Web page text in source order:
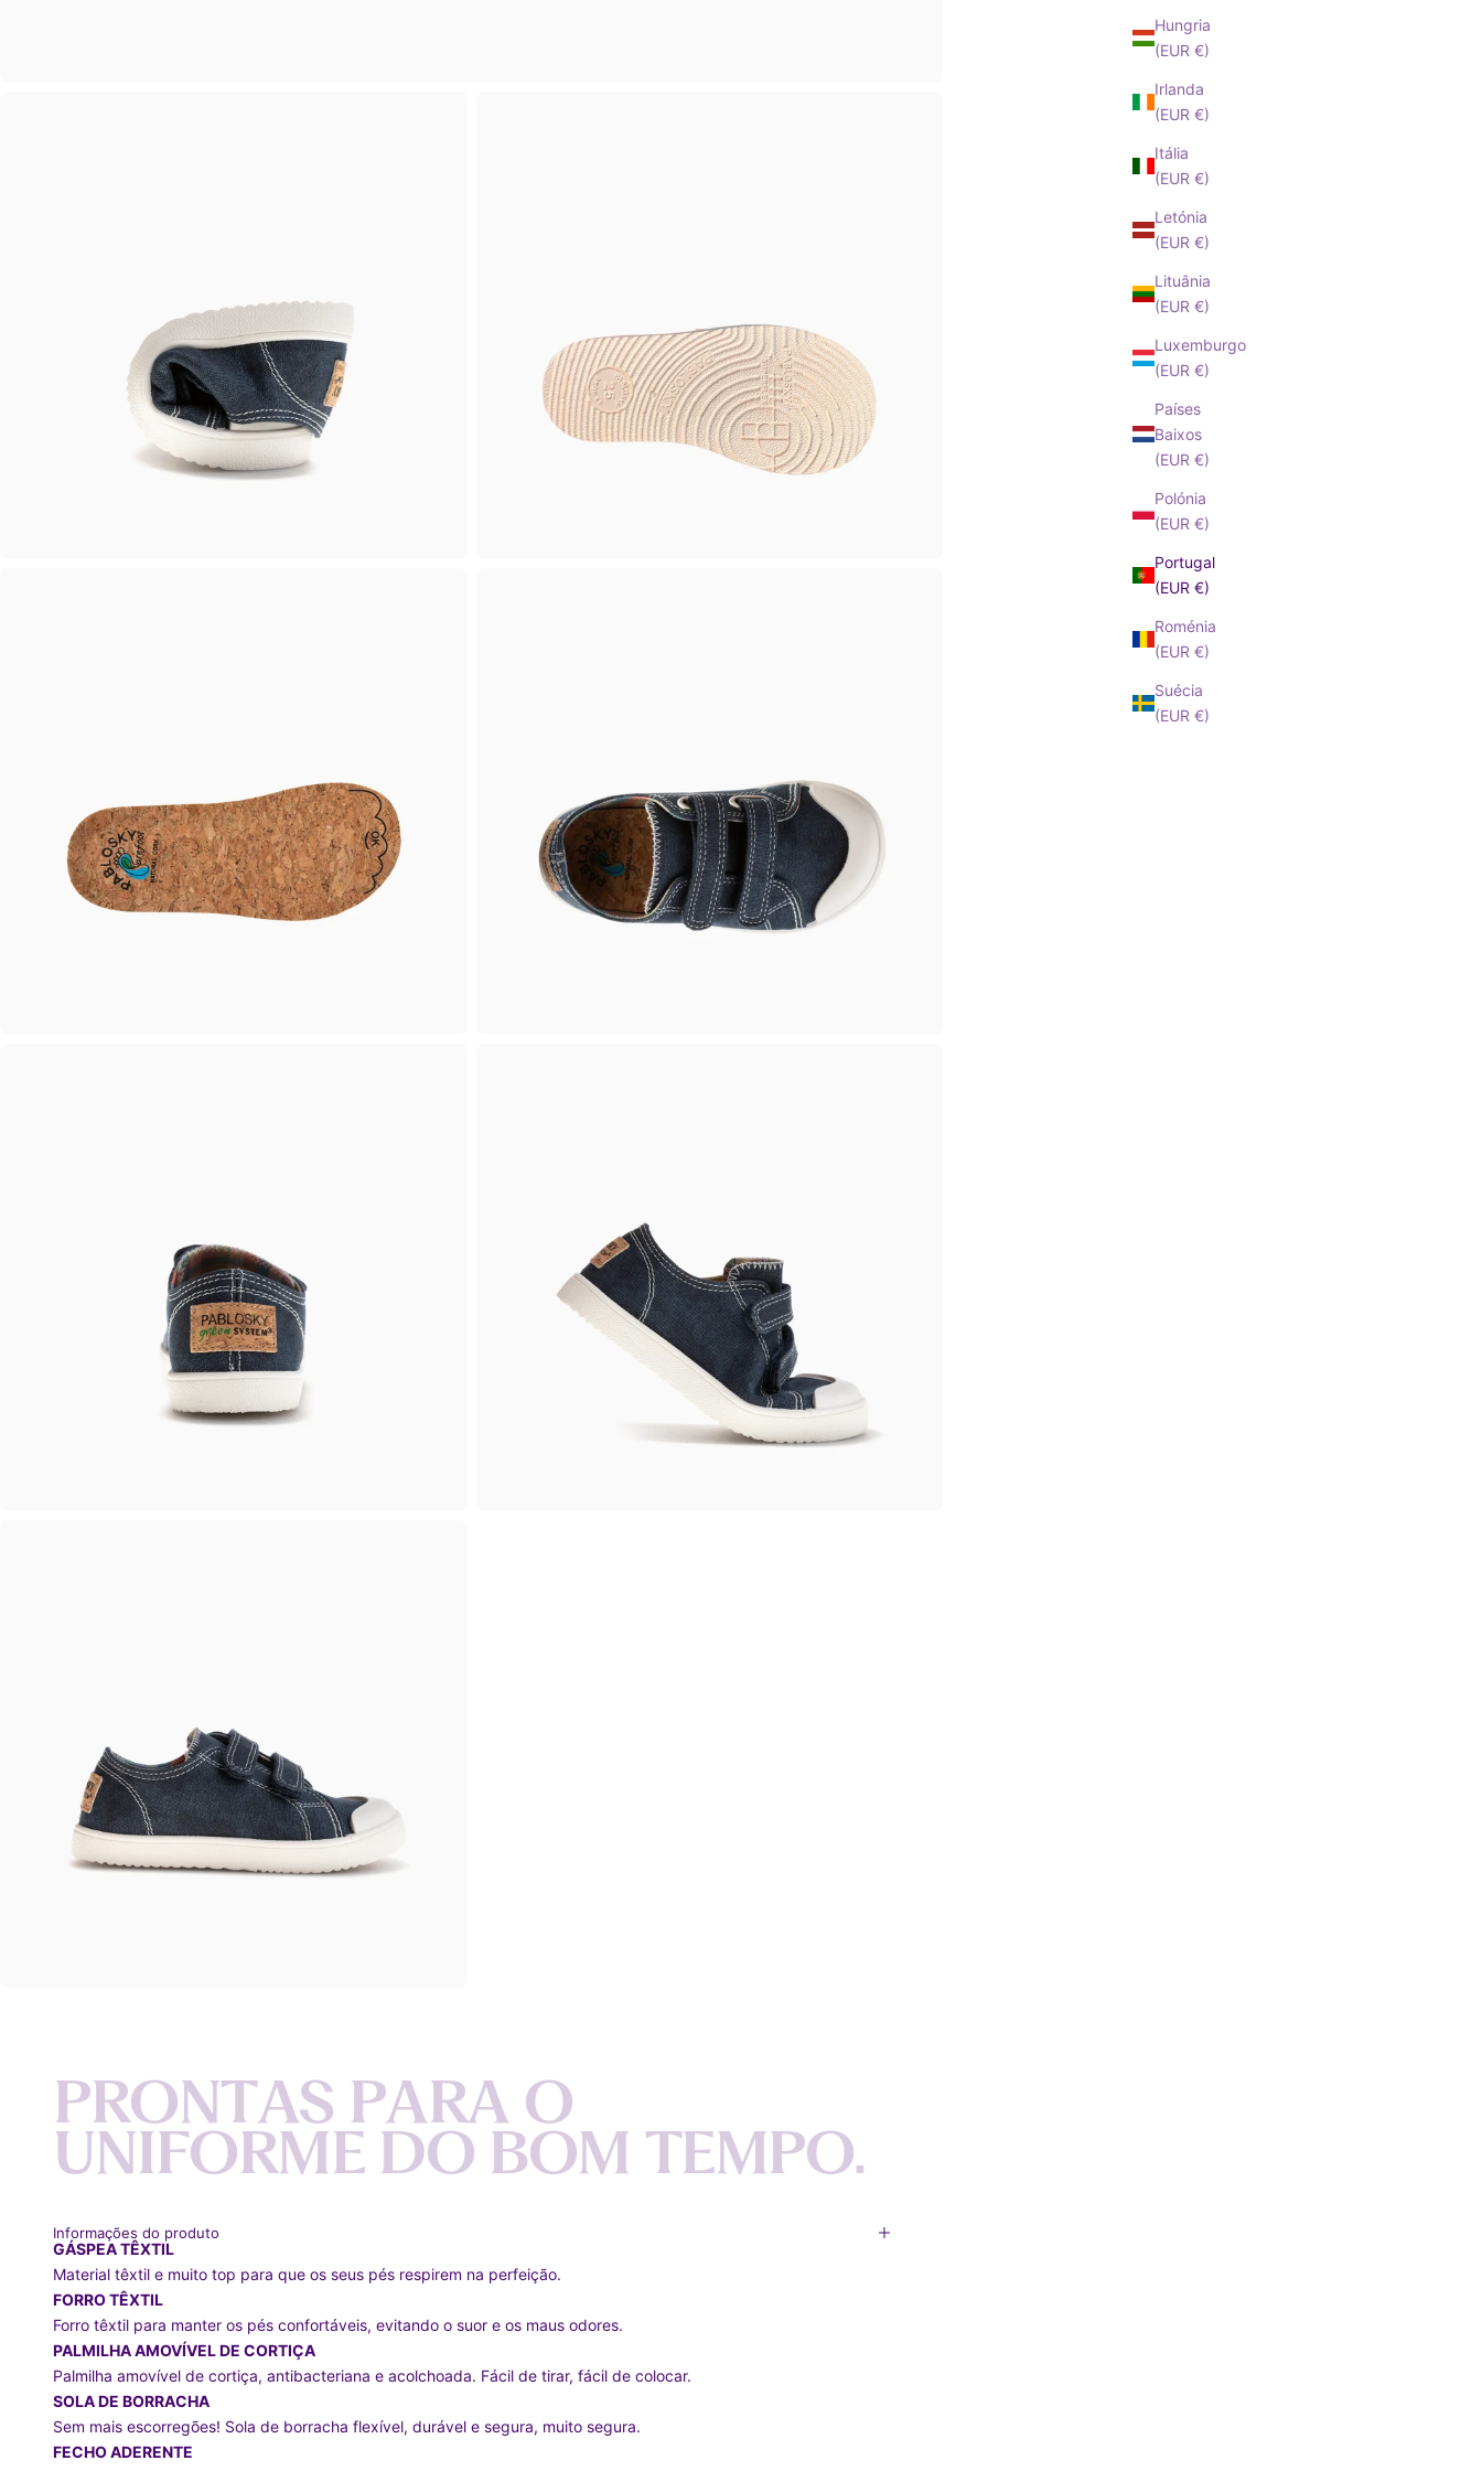
Hungria
(EUR €)
Irlanda
(EUR €)
Itália
(EUR €)
Letónia
(EUR €)
Lituânia
(EUR €)
Luxemburgo
(EUR €)
Países
Baixos
(EUR €)
Polónia
(EUR €)
Portugal
(EUR €)
Roménia
(EUR €)
Suécia
(EUR €)
PRONTAS PARA O
UNIFORME DO BOM TEMPO.
Informações do produto
GÁSPEA TÊXTIL
Material têxtil e muito top para que os seus pés respirem na perfeição.
FORRO TÊXTIL
Forro têxtil para manter os pés confortáveis, evitando o suor e os maus odores.
PALMILHA AMOVÍVEL DE CORTIÇA
Palmilha amovível de cortiça, antibacteriana e acolchoada. Fácil de tirar, fácil de colocar.
SOLA DE BORRACHA
Sem mais escorregões! Sola de borracha flexível, durável e segura, muito segura.
FECHO ADERENTE